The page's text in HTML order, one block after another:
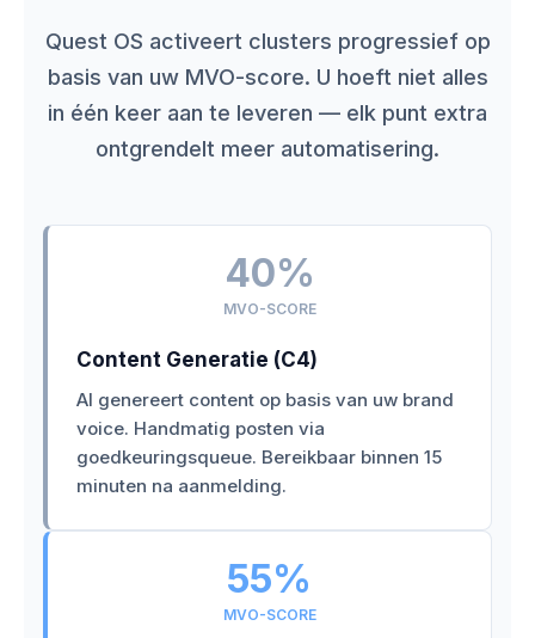
Quest OS activeert clusters progressief op
basis van uw MVO-score. U hoeft niet alles
in één keer aan te leveren — elk punt extra
ontgrendelt meer automatisering.
40%
MVO-SCORE
Content Generatie (C4)
AI genereert content op basis van uw brand
voice. Handmatig posten via
goedkeuringsqueue. Bereikbaar binnen 15
minuten na aanmelding.
55%
MVO-SCORE